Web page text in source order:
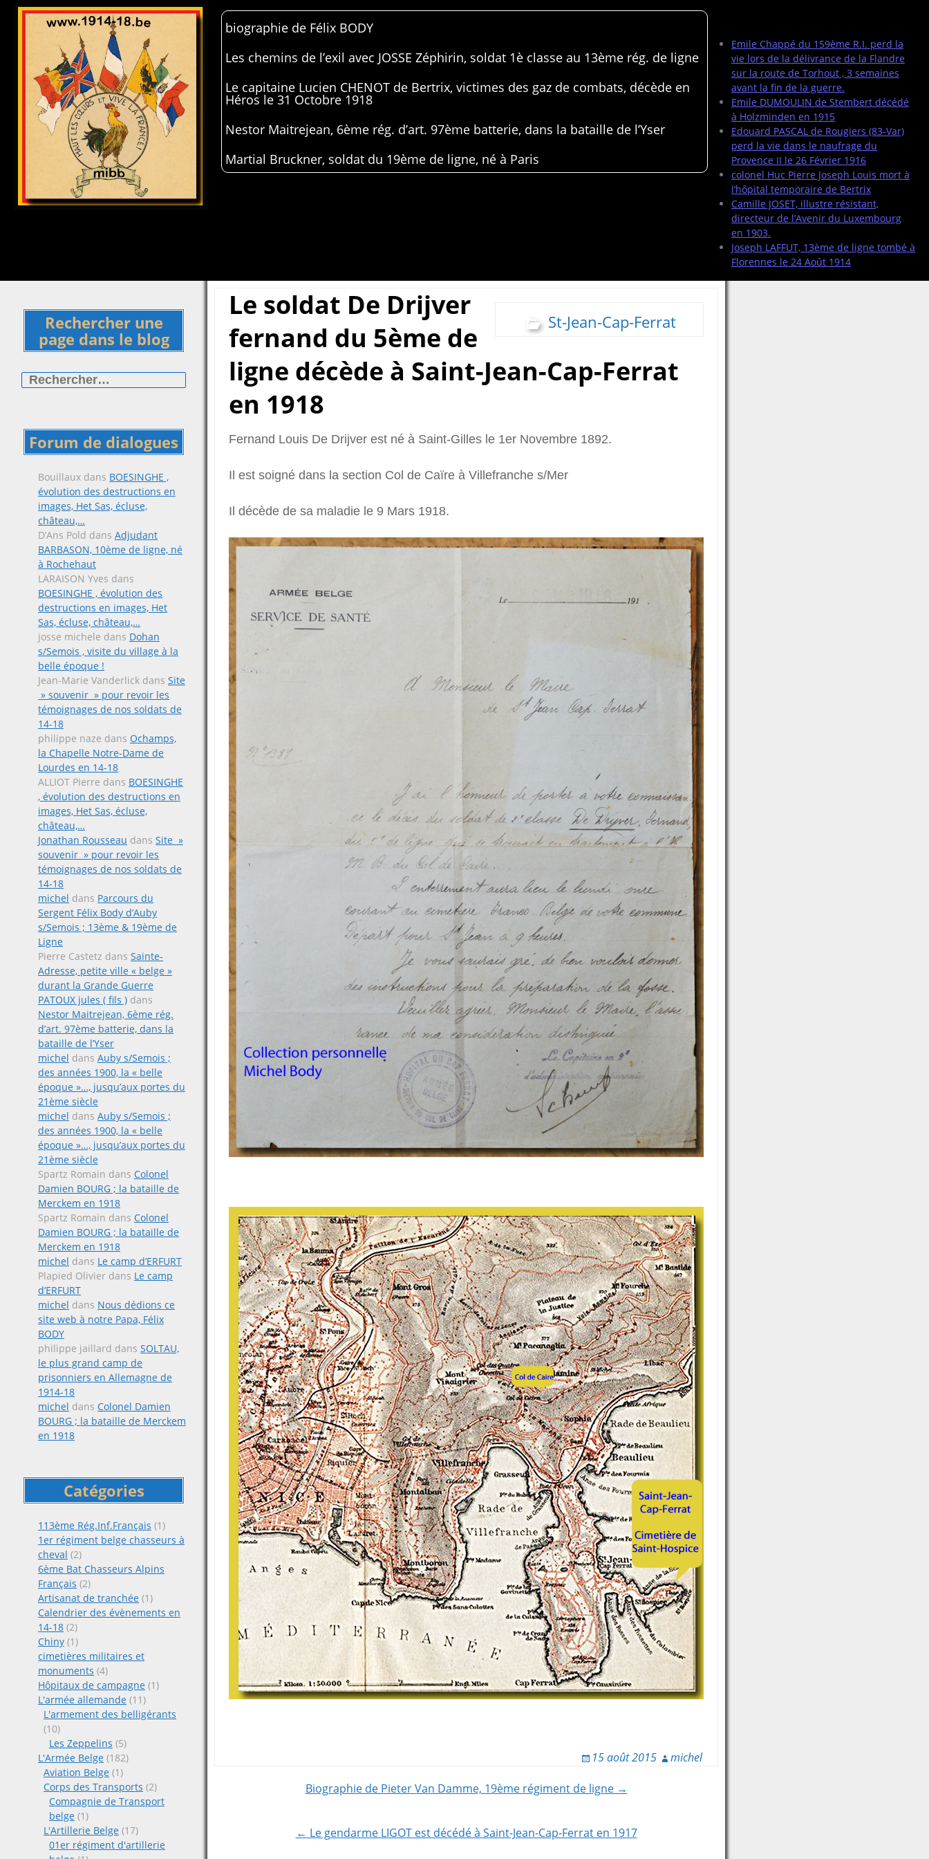
Emile Chappé du 159ème R.I. perd la
vie lors de la délivrance de la Flandre
sur la route de Torhout , 3 semaines
avant la fin de la guerre.
Emile DUMOULIN de Stembert décédé
à Holzminden en 1915
Edouard PASCAL de Rougiers (83-Var)
perd la vie dans le naufrage du
Provence II le 26 Février 1916
colonel Huc Pierre Joseph Louis mort à
l’hôpital temporaire de Bertrix
Camille JOSET, illustre résistant,
directeur de l’Avenir du Luxembourg
en 1903.
Joseph LAFFUT, 13ème de ligne tombé à
Florennes le 24 Août 1914
biographie de Félix BODY
Les chemins de l’exil avec JOSSE Zéphirin, soldat 1è classe au 13ème rég. de ligne
Le capitaine Lucien CHENOT de Bertrix, victimes des gaz de combats, décède en
Héros le 31 Octobre 1918
Nestor Maitrejean, 6ème rég. d’art. 97ème batterie, dans la bataille de l’Yser
Martial Bruckner, soldat du 19ème de ligne, né à Paris
Rechercher une
page dans le blog
Forum de dialogues
Bouillaux dans BOESINGHE ,
évolution des destructions en
images, Het Sas, écluse,
château,…
D’Ans Pold dans Adjudant
BARBASON, 10ème de ligne, né
à Rochehaut
LARAISON Yves dans
BOESINGHE , évolution des
destructions en images, Het
Sas, écluse, château,…
josse michele dans Dohan
s/Semois , visite du village à la
belle époque !
Jean-Marie Vanderlick dans Site
» souvenir » pour revoir les
témoignages de nos soldats de
14-18
philippe naze dans Ochamps,
la Chapelle Notre-Dame de
Lourdes en 14-18
ALLIOT Pierre dans BOESINGHE
, évolution des destructions en
images, Het Sas, écluse,
château,…
Jonathan Rousseau dans Site »
souvenir » pour revoir les
témoignages de nos soldats de
14-18
michel dans Parcours du
Sergent Félix Body d’Auby
s/Semois ; 13ème & 19ème de
Ligne
Pierre Castetz dans Sainte-
Adresse, petite ville « belge »
durant la Grande Guerre
PATOUX jules ( fils ) dans
Nestor Maitrejean, 6ème rég.
d’art. 97ème batterie, dans la
bataille de l’Yser
michel dans Auby s/Semois ;
des années 1900, la « belle
époque »…, jusqu’aux portes du
21ème siècle
michel dans Auby s/Semois ;
des années 1900, la « belle
époque »…, jusqu’aux portes du
21ème siècle
Spartz Romain dans Colonel
Damien BOURG ; la bataille de
Merckem en 1918
Spartz Romain dans Colonel
Damien BOURG ; la bataille de
Merckem en 1918
michel dans Le camp d’ERFURT
Plapied Olivier dans Le camp
d’ERFURT
michel dans Nous dédions ce
site web à notre Papa, Félix
BODY
philippe jaillard dans SOLTAU,
le plus grand camp de
prisonniers en Allemagne de
1914-18
michel dans Colonel Damien
BOURG ; la bataille de Merckem
en 1918
Catégories
113ème Rég.Inf.Français (1)
1er régiment belge chasseurs à
cheval (2)
6ème Bat Chasseurs Alpins
Français (2)
Artisanat de tranchée (1)
Calendrier des évènements en
14-18 (2)
Chiny (1)
cimetières militaires et
monuments (4)
Hôpitaux de campagne (1)
L'armée allemande (11)
L'armement des belligérants
(10)
Les Zeppelins (5)
L'Armée Belge (182)
Aviation Belge (1)
Corps des Transports (2)
Compagnie de Transport
belge (1)
L'Artillerie Belge (17)
01er régiment d'artillerie
St-Jean-Cap-Ferrat
Le soldat De Drijver
fernand du 5ème de
ligne décède à Saint-Jean-Cap-Ferrat
en 1918
Fernand Louis De Drijver est né à Saint-Gilles le 1er Novembre 1892.
Il est soigné dans la section Col de Caïre à Villefranche s/Mer
Il décède de sa maladie le 9 Mars 1918.
15 août 2015 michel
navigation
Biographie de Pieter Van Damme, 19ème régiment de ligne →
← Le gendarme LIGOT est décédé à Saint-Jean-Cap-Ferrat en 1917